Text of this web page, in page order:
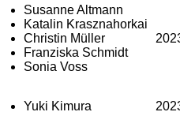
Susanne Altmann
Katalin Krasznahorkai
Christin Müller
Franziska Schmidt
Sonia Voss
Yuki Kimura